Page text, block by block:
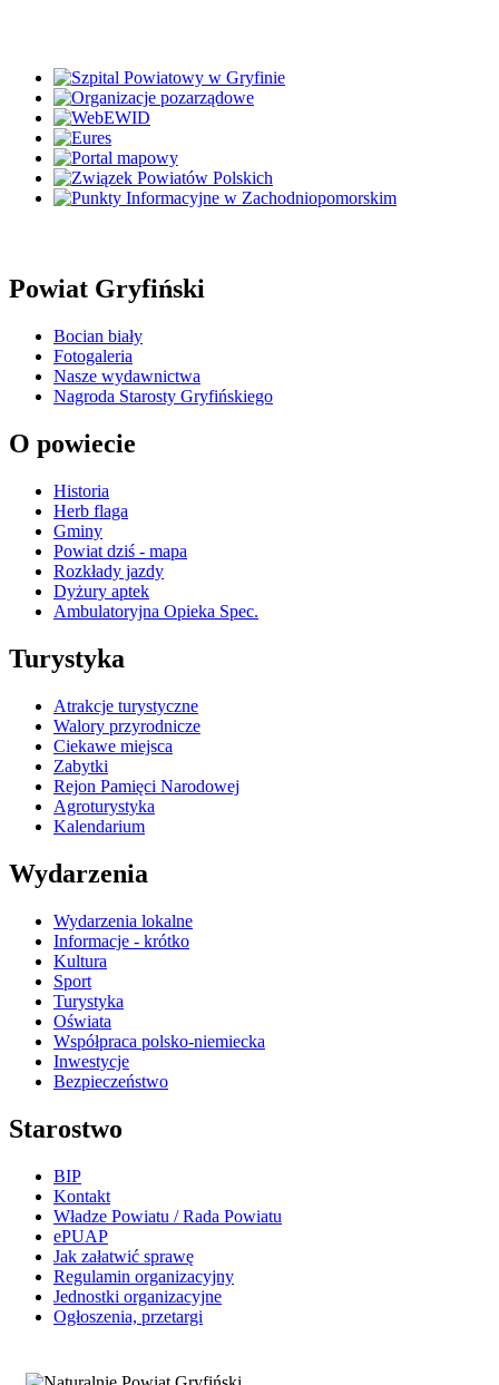
Powiat Gryfiński
Bocian biały
Fotogaleria
Nasze wydawnictwa
Nagroda Starosty Gryfińskiego
O powiecie
Historia
Herb flaga
Gminy
Powiat dziś - mapa
Rozkłady jazdy
Dyżury aptek
Ambulatoryjna Opieka Spec.
Turystyka
Atrakcje turystyczne
Walory przyrodnicze
Ciekawe miejsca
Zabytki
Rejon Pamięci Narodowej
Agroturystyka
Kalendarium
Wydarzenia
Wydarzenia lokalne
Informacje - krótko
Kultura
Sport
Turystyka
Oświata
Współpraca polsko-niemiecka
Inwestycje
Bezpieczeństwo
Starostwo
BIP
Kontakt
Władze Powiatu / Rada Powiatu
ePUAP
Jak załatwić sprawę
Regulamin organizacyjny
Jednostki organizacyjne
Ogłoszenia, przetargi